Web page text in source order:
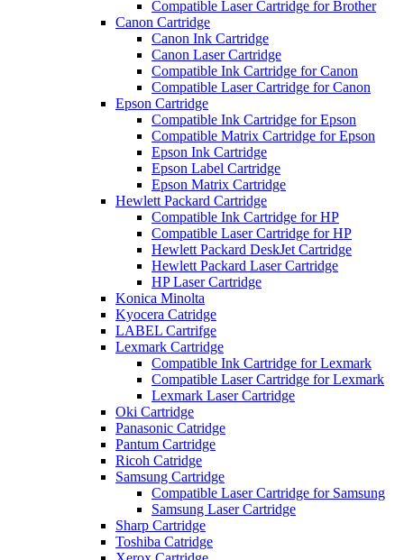
Compatible Laser Cartridge for Brother
Canon Cartridge
Canon Ink Cartridge
Canon Laser Cartridge
Compatible Ink Cartridge for Canon
Compatible Laser Cartridge for Canon
Epson Cartridge
Compatible Ink Cartridge for Epson
Compatible Matrix Cartridge for Epson
Epson Ink Cartridge
Epson Label Cartridge
Epson Matrix Cartridge
Hewlett Packard Cartridge
Compatible Ink Cartridge for HP
Compatible Laser Cartridge for HP
Hewlett Packard DeskJet Cartridge
Hewlett Packard Laser Cartridge
HP Laser Cartridge
Konica Minolta
Kyocera Catridge
LABEL Cartrifge
Lexmark Cartridge
Compatible Ink Cartridge for Lexmark
Compatible Laser Cartridge for Lexmark
Lexmark Laser Cartridge
Oki Cartridge
Panasonic Catridge
Pantum Cartridge
Ricoh Catridge
Samsung Cartridge
Compatible Laser Cartridge for Samsung
Samsung Laser Cartridge
Sharp Cartridge
Toshiba Catridge